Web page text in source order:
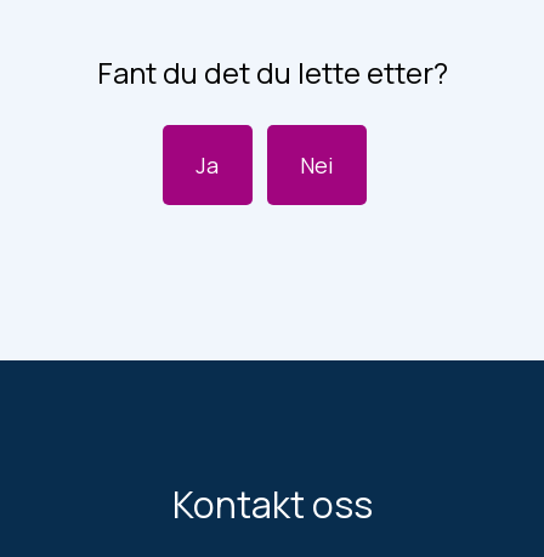
Fant du det du lette etter?
Ja Nei
Kontakt oss